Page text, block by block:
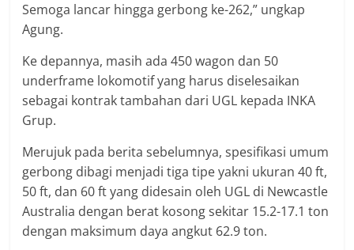
Semoga lancar hingga gerbong ke-262,” ungkap
Agung.
Ke depannya, masih ada 450 wagon dan 50
underframe lokomotif yang harus diselesaikan
sebagai kontrak tambahan dari UGL kepada INKA
Grup.
Merujuk pada berita sebelumnya, spesifikasi umum
gerbong dibagi menjadi tiga tipe yakni ukuran 40 ft,
50 ft, dan 60 ft yang didesain oleh UGL di Newcastle
Australia dengan berat kosong sekitar 15.2-17.1 ton
dengan maksimum daya angkut 62.9 ton.